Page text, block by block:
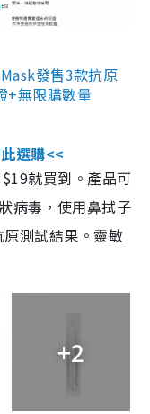
發售3款抗原
+無限購數量
選購<<
就買到。產品可
病毒，使用鼻拭子
測試結果。靈敏
+2